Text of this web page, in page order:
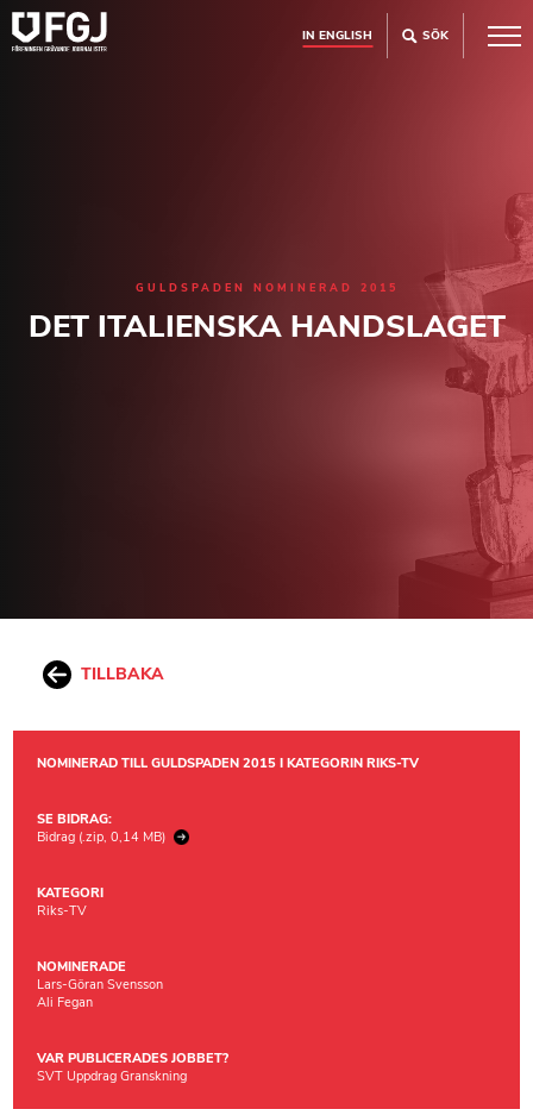
IN ENGLISH SÖK
GULDSPADEN NOMINERAD 2015
DET ITALIENSKA HANDSLAGET
TILLBAKA
NOMINERAD TILL GULDSPADEN 2015 I KATEGORIN RIKS-TV
SE BIDRAG:
Bidrag (.zip, 0,14 MB)
KATEGORI
Riks-TV
NOMINERADE
Lars-Göran Svensson
Ali Fegan
VAR PUBLICERADES JOBBET?
SVT Uppdrag Granskning